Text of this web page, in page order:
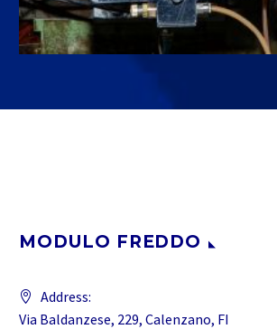
MODULO FREDDO
Address:
Via Baldanzese, 229, Calenzano, FI